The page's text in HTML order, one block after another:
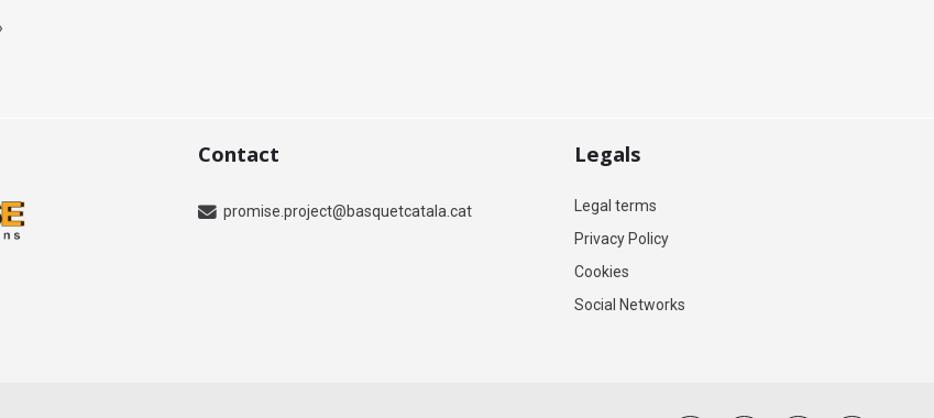
Contact
promise.project@basquetcatala.cat
Legals
Legal terms
Privacy Policy
Cookies
Social Networks